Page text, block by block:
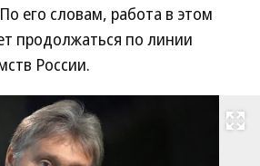
его словам, работа в этом
продолжаться по линии
России.
Развернуть